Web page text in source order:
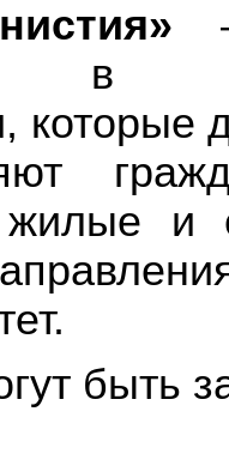
в
которые
жилые­
быть